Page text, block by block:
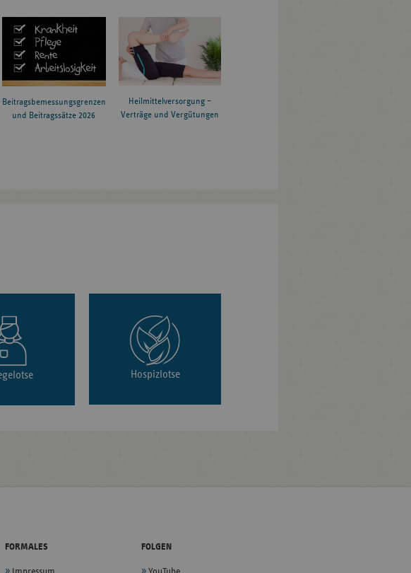
Beitragsbemessungsgrenzen
und Beitragssätze 2026
Heilmittelversorgung –
Verträge und Vergütungen
Hospizlotse
FORMALES FOLGEN